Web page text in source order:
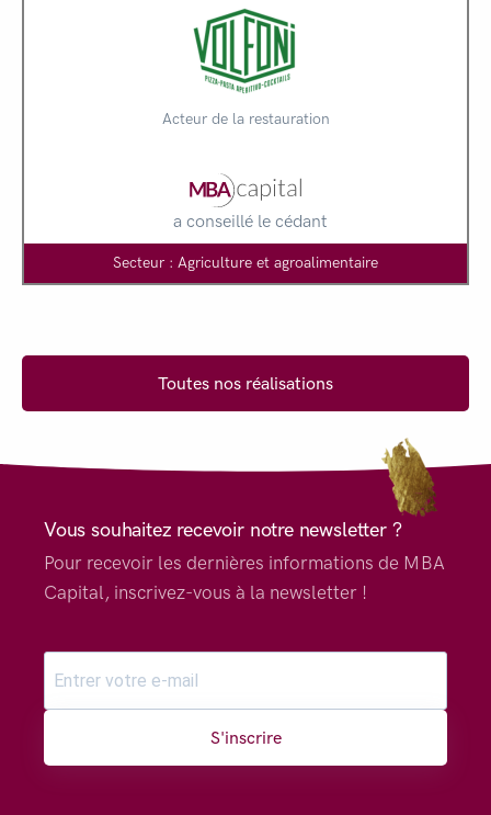
Acteur de la restauration
a conseillé le cédant
Secteur : Agriculture et agroalimentaire
Toutes nos réalisations
Vous souhaitez recevoir notre newsletter ?
Pour recevoir les dernières informations de MBA
Capital, inscrivez-vous à la newsletter !
S'inscrire